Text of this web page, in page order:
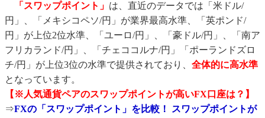
「スワップポイント」 は、直近のデータでは「米ドル/
円」、「メキシコペソ/円」が業界最高水準、「英ポンド/
円」が上位2位水準、「ユーロ/円」、「豪ドル/円」、「南ア
フリカランド/円」、「チェココルナ/円」「ポーランドズロ
チ/円」が上位3位の水準で提供されており、 全体的に高水準
となっています。
【※人気通貨ペアのスワップポイントが高いFX口座は？】
⇒FXの「スワップポイント」を比較！ スワップポイントが